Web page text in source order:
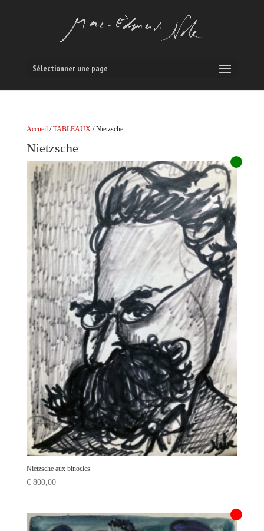
Sélectionner une page
Accueil/TABLEAUX/ Nietzsche
Nietzsche
Nietzsche aux binocles
€800,00